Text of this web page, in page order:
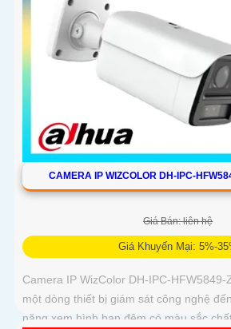
CAMERA IP WIZCOLOR DH-IPC-
Giá Bán: liên hệ
Giá Khuyến Mại: 5%-
Camera IP WizColor DH-IPC-HFW5849-
một dòng thiết bị giám sát công nghệ
năng xem hình ban đêm có màu sắc